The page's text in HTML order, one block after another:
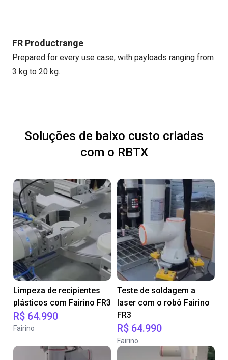
FR Productrange
Prepared for every use case, with payloads ranging from
3 kg to 20 kg.
Soluções de baixo custo criadas
com o RBTX
Limpeza de recipientes
plásticos com Fairino FR3
R$ 64.990
Fairino
Teste de soldagem a
laser com o robô Fairino
FR3
R$ 64.990
Fairino